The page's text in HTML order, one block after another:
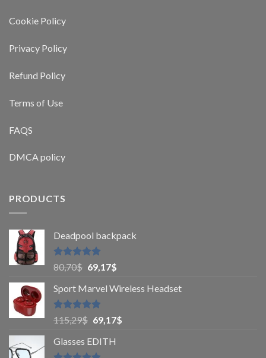
Cookie Policy
Privacy Policy
Refund Policy
Terms of Use
FAQS
DMCA policy
PRODUCTS
Deadpool backpack
Rated5
out of 5
80,70$ 69,17$
Sport Marvel Wireless Headset
Rated4.8
out of 5
115,29$ 69,17$
Glasses EDITH